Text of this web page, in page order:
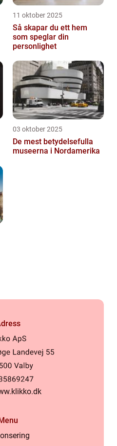
11 oktober 2025
Så skapar du ett hem
som speglar din
personlighet
03 oktober 2025
De mest betydelsefulla
museerna i Nordamerika